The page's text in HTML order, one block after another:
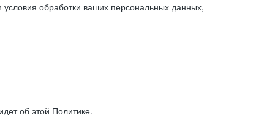
обработки ваших персональных данных,
об этой Политике.